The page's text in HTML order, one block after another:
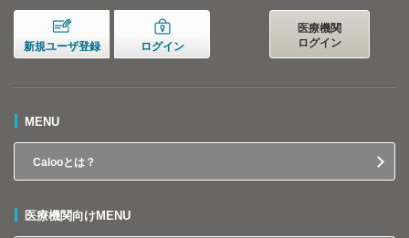
新規ユーザ登録 ログイン
医療機関
ログイン
MENU
Calooとは？
医療機関向けMENU